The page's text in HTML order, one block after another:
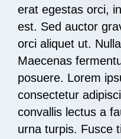
erat egestas orci,
est. Sed auctor
orci aliquet ut.
Maecenas
posuere. Lorem
consectetur
convallis lectus a
urna turpis. Fusce